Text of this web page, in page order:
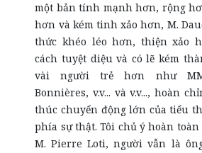
một bản tính mạnh hơn, rộng
hơn và kém tinh xảo hơn, M.
thức khéo léo hơn, thiện xảo
cách tuyệt diệu và có lẽ kém
vài người trẻ hơn như
Bonnières, v.v... và v.v..., hoàn
thúc chuyển động lớn của tiểu
phía sự thật. Tôi chủ ý hoàn
M. Pierre Loti, người vẫn là